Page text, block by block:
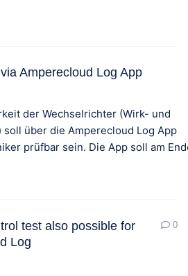
Amperecloud Log App
der Wechselrichter (Wirk- und
soll über die Amperecloud Log App
test also possible for
Log
0